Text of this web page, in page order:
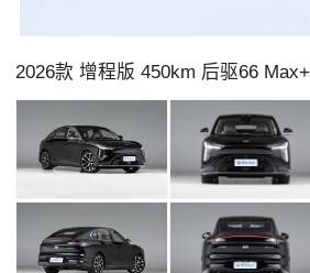
2026款 增程版 450km 后驱66 Max+